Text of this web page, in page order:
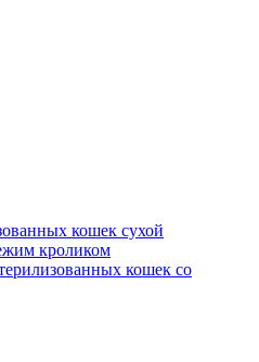
кошек сухой
кроликом
кошек со